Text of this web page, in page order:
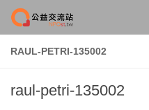
Skip to content
RAUL-PETRI-135002
raul-petri-135002